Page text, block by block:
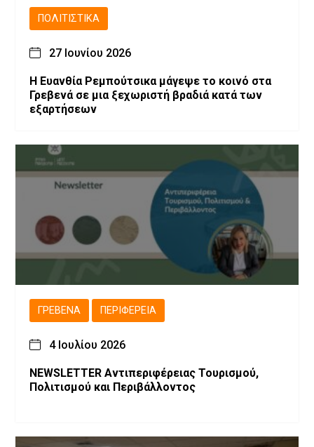
ΠΟΛΙΤΙΣΤΙΚΆ
27 Ιουνίου 2026
Η Ευανθία Ρεμπούτσικα μάγεψε το κοινό στα
Γρεβενά σε μια ξεχωριστή βραδιά κατά των
εξαρτήσεων
ΓΡΕΒΕΝΆ ΠΕΡΙΦΈΡΕΙΑ
4 Ιουλίου 2026
NEWSLETTER Αντιπεριφέρειας Τουρισμού,
Πολιτισμού και Περιβάλλοντος